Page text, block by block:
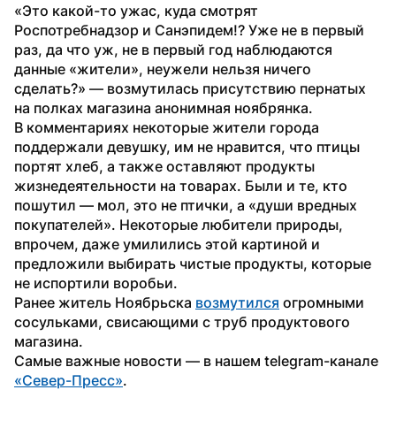
«Это какой-то ужас, куда смотрят
Роспотребнадзор и Санэпидем!? Уже не в первый
раз, да что уж, не в первый год наблюдаются
данные «жители», неужели нельзя ничего
сделать?» — возмутилась присутствию пернатых
на полках магазина анонимная ноябрянка.
В комментариях некоторые жители города
поддержали девушку, им не нравится, что птицы
портят хлеб, а также оставляют продукты
жизнедеятельности на товарах. Были и те, кто
пошутил — мол, это не птички, а «души вредных
покупателей». Некоторые любители природы,
впрочем, даже умилились этой картиной и
предложили выбирать чистые продукты, которые
не испортили воробьи.
Ранее житель Ноябрьска возмутился огромными
сосульками, свисающими с труб продуктового
магазина.
«Север-Пресс».